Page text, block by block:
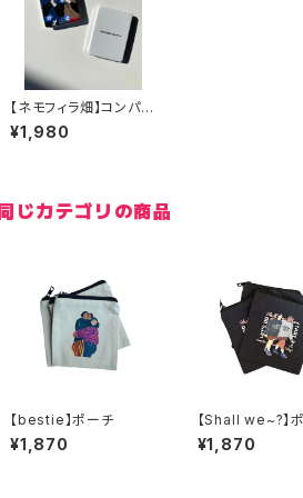
【ネモフィラ畑】コンパク
トミラー
¥1,980
同じカテゴリの商品
【bestie】ポーチ
¥1,870
【Shall we~?】
¥1,870